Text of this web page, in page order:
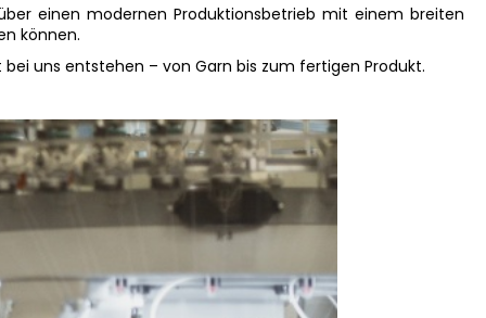
einen modernen Produktionsbetrieb mit einem breiten
können.
uns entstehen – von Garn bis zum fertigen Produkt.